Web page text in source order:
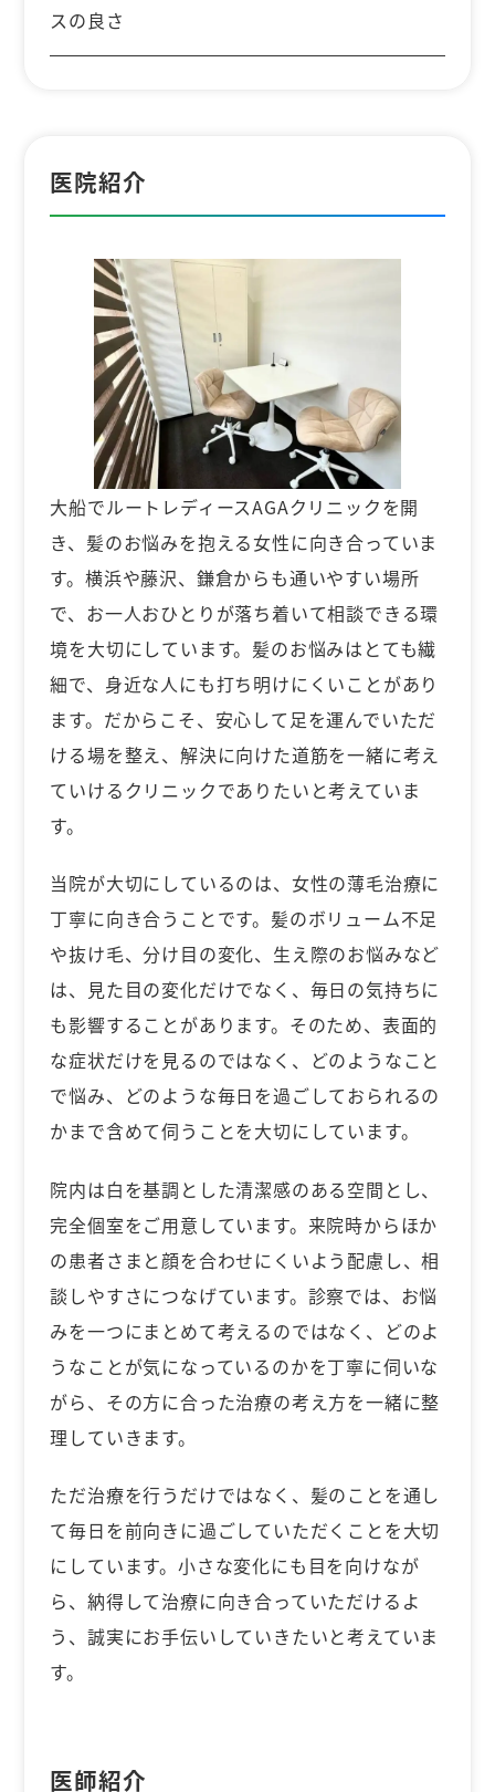
スの良さ
医院紹介
大船でルートレディースAGAクリニックを開
き、髪のお悩みを抱える女性に向き合っていま
す。横浜や藤沢、鎌倉からも通いやすい場所
で、お一人おひとりが落ち着いて相談できる環
境を大切にしています。髪のお悩みはとても繊
細で、身近な人にも打ち明けにくいことがあり
ます。だからこそ、安心して足を運んでいただ
ける場を整え、解決に向けた道筋を一緒に考え
ていけるクリニックでありたいと考えていま
す。
当院が大切にしているのは、女性の薄毛治療に
丁寧に向き合うことです。髪のボリューム不足
や抜け毛、分け目の変化、生え際のお悩みなど
は、見た目の変化だけでなく、毎日の気持ちに
も影響することがあります。そのため、表面的
な症状だけを見るのではなく、どのようなこと
で悩み、どのような毎日を過ごしておられるの
かまで含めて伺うことを大切にしています。
院内は白を基調とした清潔感のある空間とし、
完全個室をご用意しています。来院時からほか
の患者さまと顔を合わせにくいよう配慮し、相
談しやすさにつなげています。診察では、お悩
みを一つにまとめて考えるのではなく、どのよ
うなことが気になっているのかを丁寧に伺いな
がら、その方に合った治療の考え方を一緒に整
理していきます。
ただ治療を行うだけではなく、髪のことを通し
て毎日を前向きに過ごしていただくことを大切
にしています。小さな変化にも目を向けなが
ら、納得して治療に向き合っていただけるよ
う、誠実にお手伝いしていきたいと考えていま
す。
医師紹介